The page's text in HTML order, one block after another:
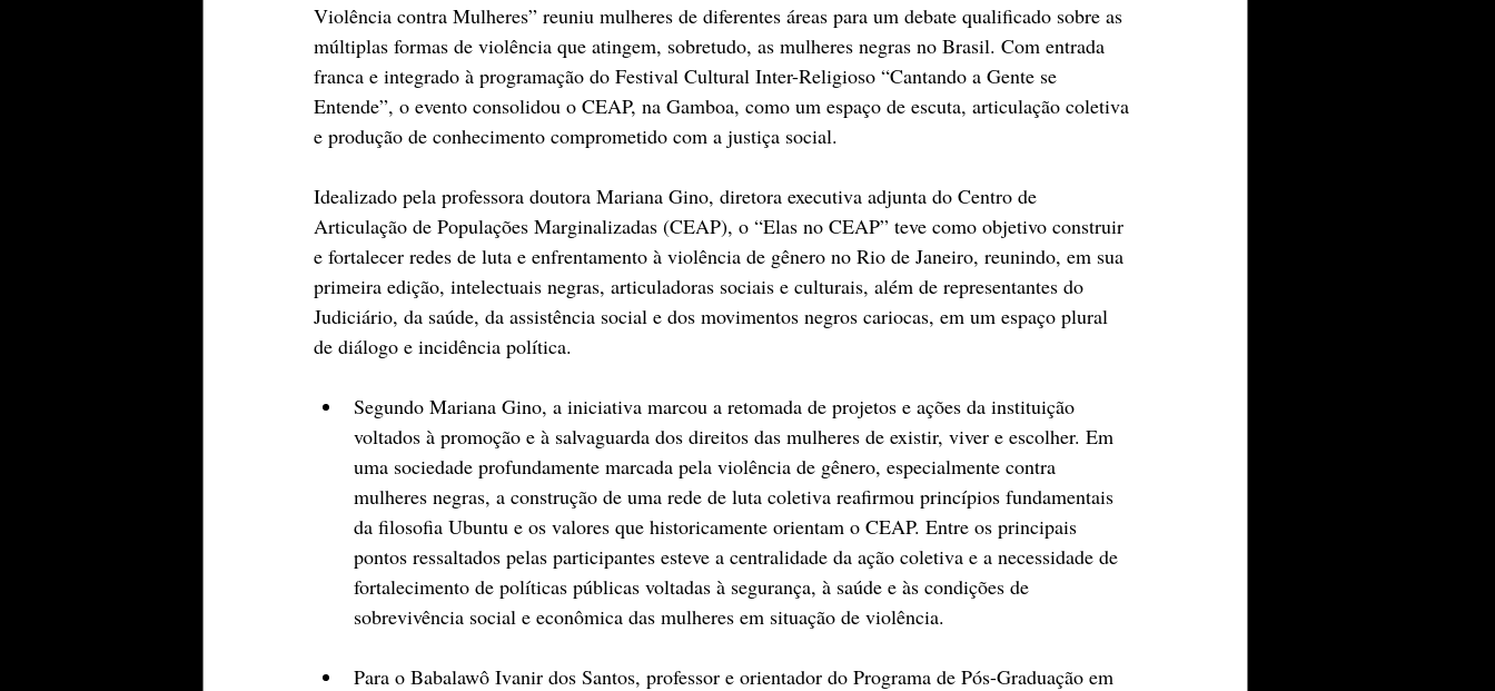
Violência contra Mulheres” reuniu mulheres de diferentes áreas para um debate qualificado sobre as
múltiplas formas de violência que atingem, sobretudo, as mulheres negras no Brasil. Com entrada
franca e integrado à programação do Festival Cultural Inter-Religioso “Cantando a Gente se
Entende”, o evento consolidou o CEAP, na Gamboa, como um espaço de escuta, articulação coletiva
e produção de conhecimento comprometido com a justiça social.
Idealizado pela professora doutora Mariana Gino, diretora executiva adjunta do Centro de
Articulação de Populações Marginalizadas (CEAP), o “Elas no CEAP” teve como objetivo construir
e fortalecer redes de luta e enfrentamento à violência de gênero no Rio de Janeiro, reunindo, em sua
primeira edição, intelectuais negras, articuladoras sociais e culturais, além de representantes do
Judiciário, da saúde, da assistência social e dos movimentos negros cariocas, em um espaço plural
de diálogo e incidência política.
Segundo Mariana Gino, a iniciativa marcou a retomada de projetos e ações da instituição
voltados à promoção e à salvaguarda dos direitos das mulheres de existir, viver e escolher. Em
uma sociedade profundamente marcada pela violência de gênero, especialmente contra
mulheres negras, a construção de uma rede de luta coletiva reafirmou princípios fundamentais
da filosofia Ubuntu e os valores que historicamente orientam o CEAP. Entre os principais
pontos ressaltados pelas participantes esteve a centralidade da ação coletiva e a necessidade de
fortalecimento de políticas públicas voltadas à segurança, à saúde e às condições de
sobrevivência social e econômica das mulheres em situação de violência.
Para o Babalawô Ivanir dos Santos, professor e orientador do Programa de Pós-Graduação em